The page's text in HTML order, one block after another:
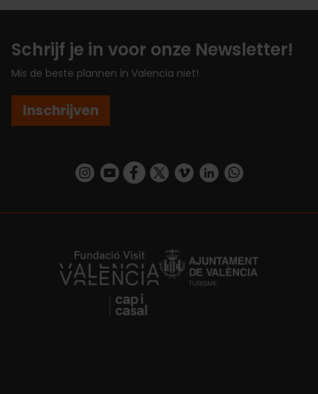
Schrijf je in voor onze Newsletter!
Mis de beste plannen in Valencia niet!
Inschrijven
https://www.instagram.com/visit_valencia/
https://www.youtube.com/user/
https://www.facebook.com/
https://twitter.com/
https://vimeo.com/
https://www.linkedin.com/company/turismo-valencia/https://api.whatsapp.com/send/
https://fundacion.visitvalencia.com/